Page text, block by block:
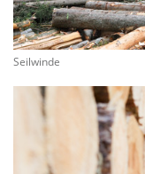
Seilwinde